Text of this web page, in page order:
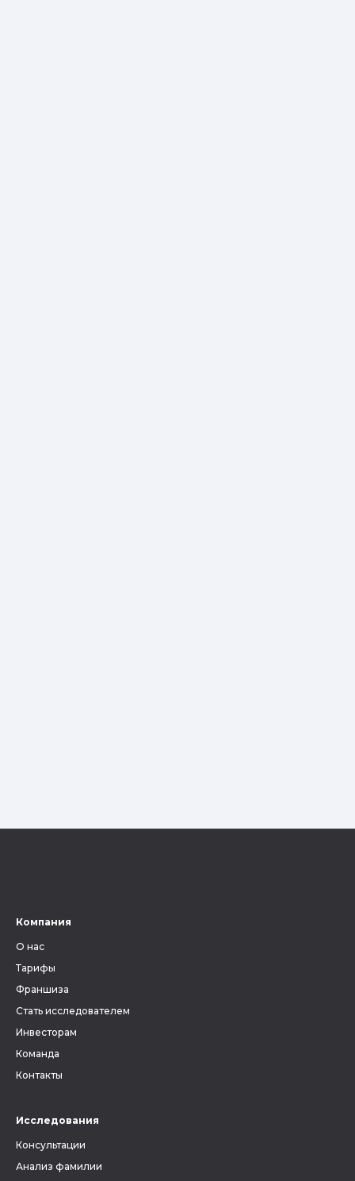
Компания
О нас
Тарифы
Франшиза
Стать исследователем
Инвесторам
Команда
Контакты
Исследования
Консультации
Анализ фамилии